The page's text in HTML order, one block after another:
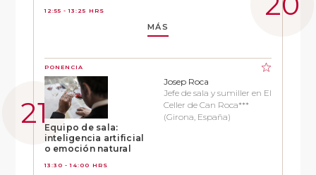
12:55 - 13:25 HRS
MÁS
PONENCIA
Equipo de sala:
inteligencia artificial
o emoción natural
13:30 - 14:00 HRS
Josep Roca
Jefe de sala y sumiller en El
Celler de Can Roca***
(Girona, España)